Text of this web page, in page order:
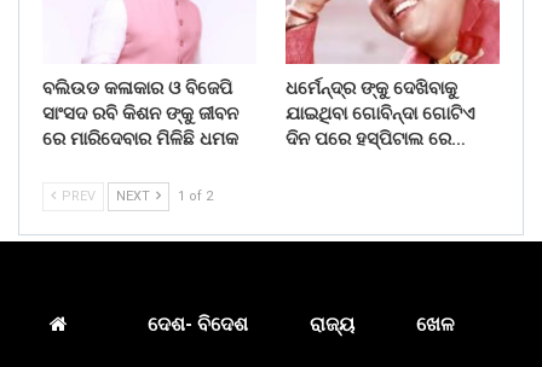
ବଲିଉଡ କଳାକାର ଓ ବିଜେପି
ସାଂସଦ ରବି କିଶନ ଙ୍କୁ ଜୀବନ
ରେ ମାରିଦେବାର ମିଳିଛି ଧମକ
ଧର୍ମେନ୍ଦ୍ର ଙ୍କୁ ଦେଖିବାକୁ
ଯାଇଥିବା ଗୋବିନ୍ଦା ଗୋଟିଏ
ଦିନ ପରେ ହସ୍ପିଟାଲ ରେ…
PREV NEXT 1 of 2
ଦେଶ- ବିଦେଶ ରାଜ୍ୟ ଖେଳ